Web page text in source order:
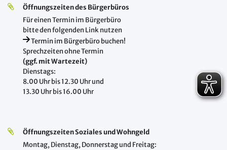
Öffnungszeiten des Bürgerbüros
Für einen Termin im Bürgerbüro
bitte den folgenden Link nutzen
Termin im Bürgerbüro buchen!
Sprechzeiten ohne Termin
(ggf. mit Wartezeit)
Dienstags:
8.00 Uhr bis 12.30 Uhr und
13.30 Uhr bis 16.00 Uhr
Öffnungszeiten Soziales und Wohngeld
Montag, Dienstag, Donnerstag und Freitag: